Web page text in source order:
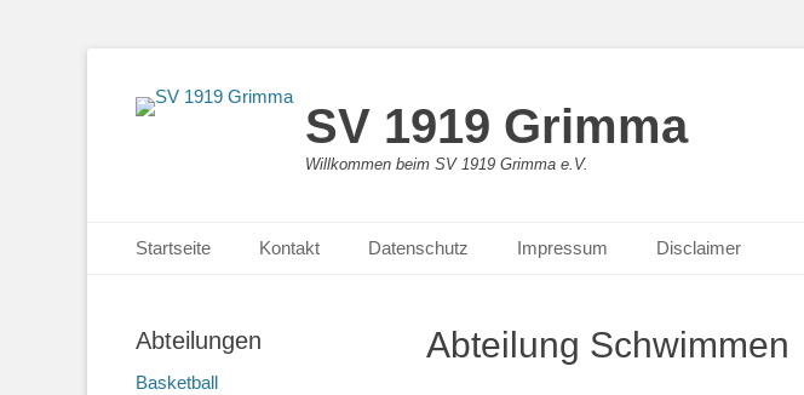
SV 1919 Grimma
Willkommen beim SV 1919 Grimma e.V.
Primäres Menü
Inhalt
Startseite Kontakt Datenschutz Impressum Disclaimer
Abteilung Schwimmen
Abteilungen
Basketball